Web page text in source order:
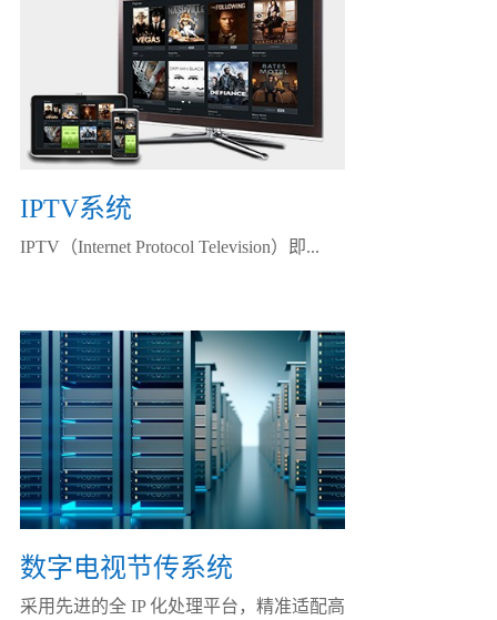
IPTV系统
IPTV（Internet Protocol Television）即...
数字电视节传系统
采用先进的全 IP 化处理平台，精准适配高